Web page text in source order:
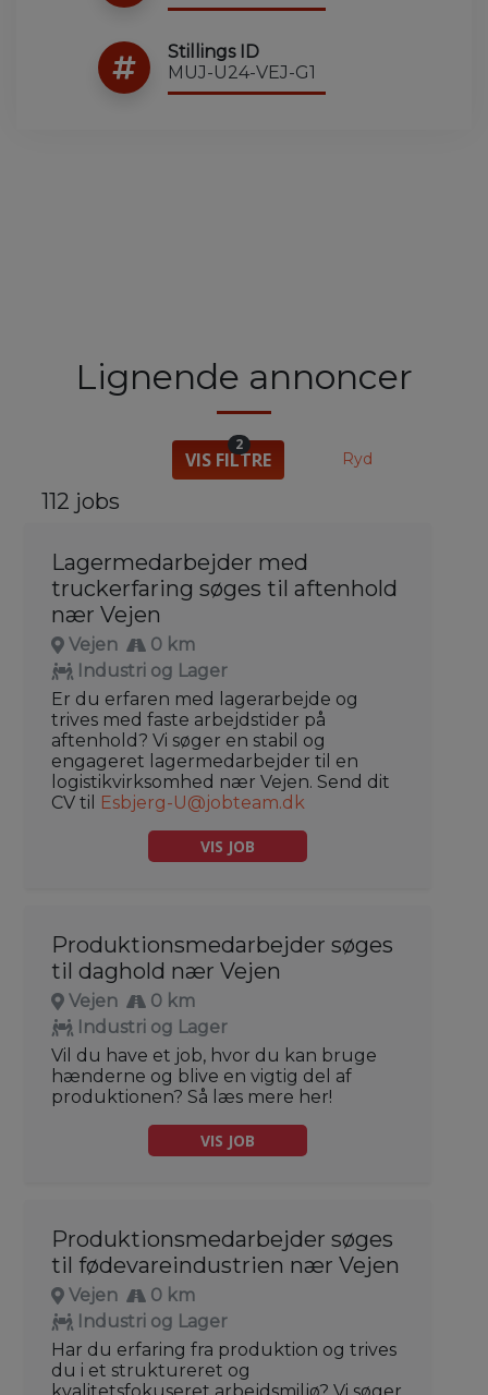
Stillings ID
MUJ-U24-VEJ-G1
Lignende annoncer
VIS FILTRE
2
Ryd
112 jobs
Lagermedarbejder med
truckerfaring søges til aftenhold
nær Vejen
Vejen
0 km
Industri og Lager
Er du erfaren med lagerarbejde og
trives med faste arbejdstider på
aftenhold? Vi søger en stabil og
engageret lagermedarbejder til en
logistikvirksomhed nær Vejen. Send dit
CV til
Esbjerg-U@jobteam.dk
VIS JOB
Produktionsmedarbejder søges
til daghold nær Vejen
Vejen
0 km
Industri og Lager
Vil du have et job, hvor du kan bruge
hænderne og blive en vigtig del af
produktionen? Så læs mere her!
VIS JOB
Produktionsmedarbejder søges
til fødevareindustrien nær Vejen
Vejen
0 km
Industri og Lager
Har du erfaring fra produktion og trives
du i et struktureret og